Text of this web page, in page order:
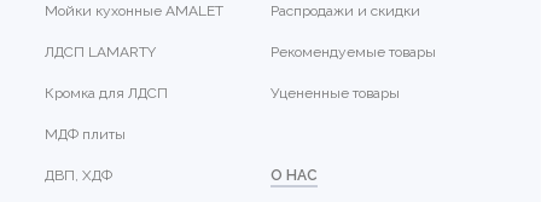
Мойки кухонные AMALET
ЛДСП LAMARTY
Кромка для ЛДСП
МДФ плиты
ДВП, ХДФ
Распродажи и скидки
Рекомендуемые товары
Уцененные товары
О НАС